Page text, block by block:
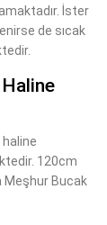
İster
de sıcak
120cm
Meşhur Bucak